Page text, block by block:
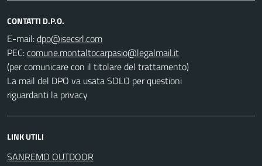
CONTATTI D.P.O.
E-mail:
PEC:
(per comunicare con il titolare del trattamento)
La mail del DPO va usata SOLO per questioni
riguardanti la privacy
LINK UTILI
SANREMO OUTDOOR